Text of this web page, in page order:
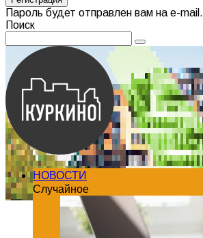
Пароль будет отправлен вам на e-mail.
Поиск
НОВОСТИ
Случайное